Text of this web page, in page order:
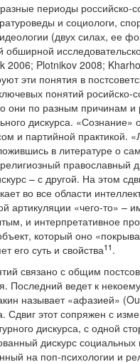
периоды российско-
и социологи,
(двух силах, ее
2006; Plotnikov 2008;
эти понятия в
понятий
они по разным причинам
дискурса.
и партийной практикой.
в литературе о
православный
– с другой. На этом
во все области
«чего-то» –
и интерпретативное
который оно
его суть и свойства11 .
связано с общим
Последний ведет к
называет «афазией»
Сдвиг этот сопряжен с
дискурса, с одной
дискурс социальных
на поп-психологии и